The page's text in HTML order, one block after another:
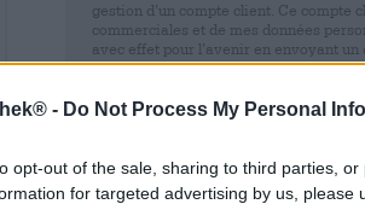
- Do Not Process My Personal
opt-out of the sale, sharing to third parties,
for targeted advertising by us, please
gestion d’un compte client. Ce compte
commerciales et de mes données
avec effet pour l’avenir en envoyant
consentement n’affecte pas la légalité